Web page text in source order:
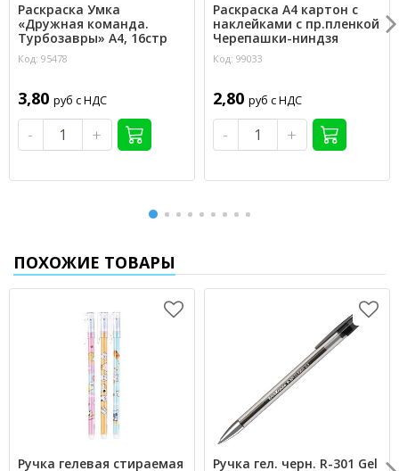
Раскраска Умка
«Дружная команда.
Турбозавры» А4, 16стр
Код: 95478
3,80 руб с НДС
- +
Раскраска А4 картон с
наклейками с пр.пленкой
Черепашки-ниндзя
Код: 99033
2,80 руб с НДС
- +
ПОХОЖИЕ ТОВАРЫ
Ручка гелевая стираемая
Ручка гел. черн. R-301 Gel